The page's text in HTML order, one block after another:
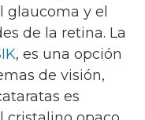
glaucoma y el
de la retina. La
, es una opción
de visión,
es